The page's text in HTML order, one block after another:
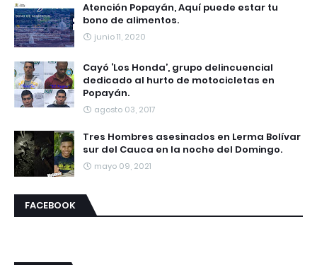
Atención Popayán, Aquí puede estar tu
bono de alimentos.
junio 11, 2020
Cayó ‘Los Honda’, grupo delincuencial
dedicado al hurto de motocicletas en
Popayán.
agosto 03, 2017
Tres Hombres asesinados en Lerma Bolívar
sur del Cauca en la noche del Domingo.
mayo 09, 2021
FACEBOOK